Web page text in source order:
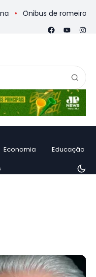
de romeiros que saiu
Economia Educação